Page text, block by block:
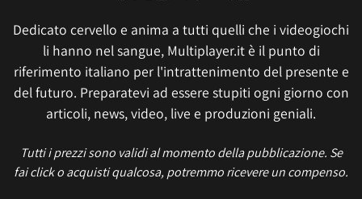
Dedicato cervello e anima a tutti quelli che i videogiochi
li hanno nel sangue, Multiplayer.it è il punto di
riferimento italiano per l'intrattenimento del presente e
del futuro. Preparatevi ad essere stupiti ogni giorno con
articoli, news, video, live e produzioni geniali.
Tutti i prezzi sono validi al momento della pubblicazione. Se
fai click o acquisti qualcosa, potremmo ricevere un compenso.